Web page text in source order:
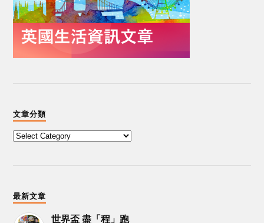
文章分類
最新文章
世界盃 盡「程」跑